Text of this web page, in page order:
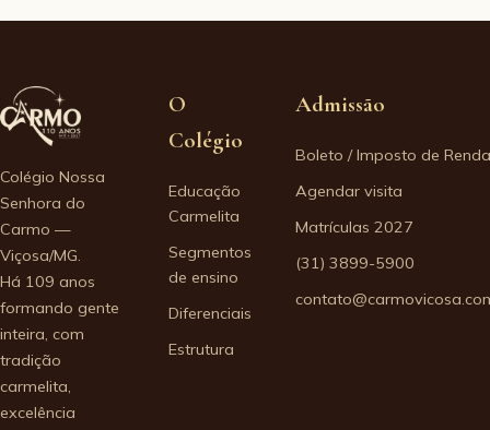
Colégio Nossa
Senhora do
Carmo —
Viçosa/MG.
Há 109 anos
formando gente
inteira, com
tradição
carmelita,
excelência
O
Colégio
Educação
Carmelita
Segmentos
de ensino
Diferenciais
Estrutura
Admissão
Boleto / Imposto de Renda
Agendar visita
Matrículas 2027
(31) 3899-5900